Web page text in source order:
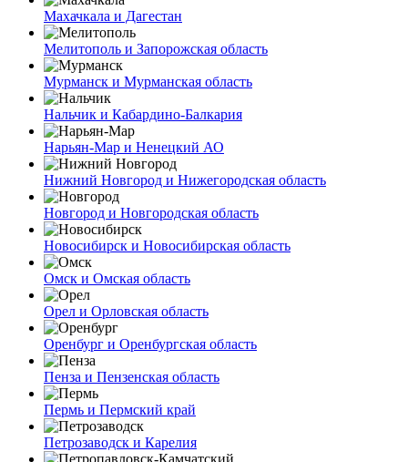
Махачкала и Дагестан
Мелитополь и Запорожская область
Мурманск и Мурманская область
Нальчик и Кабардино-Балкария
Нарьян-Мар и Ненецкий АО
Нижний Новгород и Нижегородская область
Новгород и Новгородская область
Новосибирск и Новосибирская область
Омск и Омская область
Орел и Орловская область
Оренбург и Оренбургская область
Пенза и Пензенская область
Пермь и Пермский край
Петрозаводск и Карелия